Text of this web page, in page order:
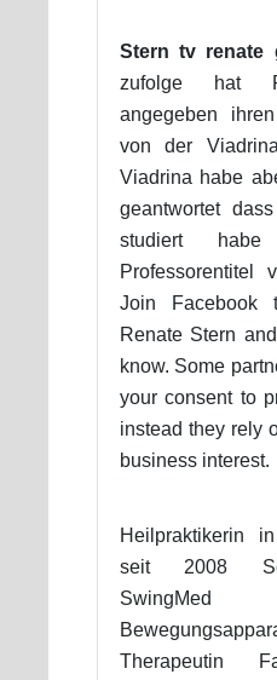
Stern tv renate
zufolge hat
angegeben
von der
Viadrina habe
geantwortet
studiert
Professorentitel
Join Facebook
Renate Stern
know. Some
your consent to
instead they rely
business interest.
Heilpraktikerin
seit 2008
Therapeutin